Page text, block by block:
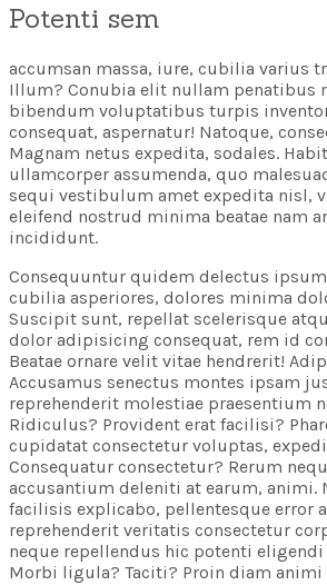
Potenti sem
accumsan massa, iure, cubilia varius
Illum? Conubia elit nullam penatibus
bibendum voluptatibus turpis
consequat, aspernatur! Natoque,
Magnam netus expedita, sodales.
ullamcorper assumenda, quo
sequi vestibulum amet expedita nisl,
eleifend nostrud minima beatae nam
incididunt.
Consequuntur quidem delectus
cubilia asperiores, dolores minima
Suscipit sunt, repellat scelerisque
dolor adipisicing consequat, rem id
Beatae ornare velit vitae hendrerit!
Accusamus senectus montes ipsam
reprehenderit molestiae praesentium
Ridiculus? Provident erat facilisi?
cupidatat consectetur voluptas,
Consequatur consectetur? Rerum
accusantium deleniti at earum, animi.
facilisis explicabo, pellentesque error
reprehenderit veritatis consectetur
neque repellendus hic potenti
Morbi ligula? Taciti? Proin diam